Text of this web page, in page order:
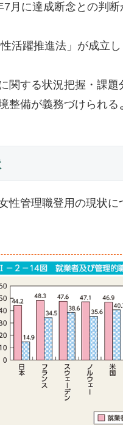
月に達成断念との判
活躍推進法」が成立し
関する状況把握・課
整備が義務づけられる
性管理職登用の現状に